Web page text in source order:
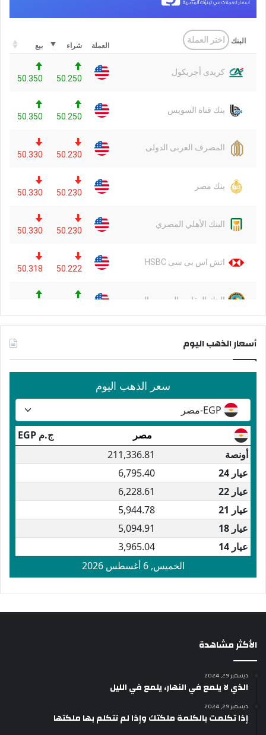
أسعار الذهب اليوم
الأكثر مشاهدة
ديسمبر 29, 2024
الذي لا يلمع في النهار، يلمع في الليل
ديسمبر 29, 2024
إذا تكلمت بالكلمة ملكتك وإذا لم تتكلم بها ملكتها